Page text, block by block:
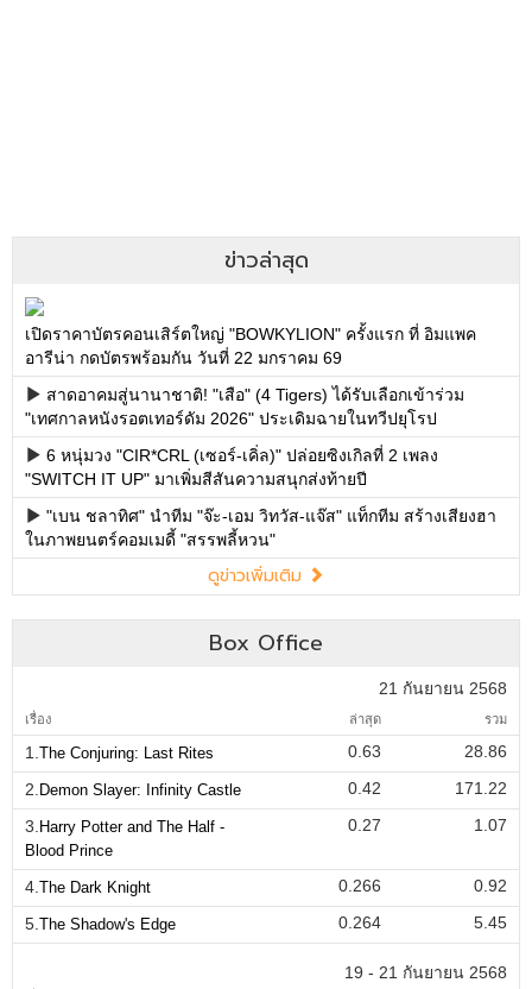
ข่าวล่าสุด
เปิดราคาบัตรคอนเสิร์ตใหญ่ "BOWKYLION" ครั้งแรก ที่ อิมแพค
อารีน่า กดบัตรพร้อมกัน วันที่ 22 มกราคม 69
สาดอาคมสู่นานาชาติ! "เสือ" (4 Tigers) ได้รับเลือกเข้าร่วม
"เทศกาลหนังรอตเทอร์ดัม 2026" ประเดิมฉายในทวีปยุโรป
6 หนุ่มวง "CIR*CRL (เซอร์-เคิ่ล)" ปล่อยซิงเกิลที่ 2 เพลง
"SWITCH IT UP" มาเพิ่มสีสันความสนุกส่งท้ายปี
"เบน ชลาทิศ" นำทีม "จ๊ะ-เอม วิทวัส-แจ๊ส" แท็กทีม สร้างเสียงฮา
ในภาพยนตร์คอมเมดี้ "สรรพลี้หวน"
ดูข่าวเพิ่มเติม
Box Office
21 กันยายน 2568
เรื่อง ล่าสุด รวม
1. The Conjuring: Last Rites 0.63
28.86
2. Demon Slayer: Infinity Castle 0.42
171.22
3. Harry Potter and The Half -
Blood Prince
0.27 1.07
4. The Dark Knight 0.266
0.92
5. The Shadow's Edge 0.264 5.45
19 - 21 กันยายน 2568